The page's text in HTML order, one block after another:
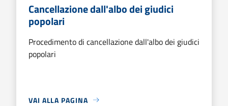
Cancellazione dall'albo dei giudici
popolari
Procedimento di cancellazione dall'albo dei giudici
popolari
VAI ALLA PAGINA